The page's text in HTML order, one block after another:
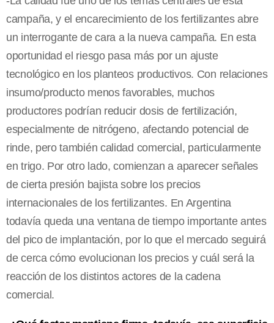
campaña, y el encarecimiento de los fertilizantes abre
un interrogante de cara a la nueva campaña. En esta
oportunidad el riesgo pasa más por un ajuste
tecnológico en los planteos productivos. Con relaciones
insumo/producto menos favorables, muchos
productores podrían reducir dosis de fertilización,
especialmente de nitrógeno, afectando potencial de
rinde, pero también calidad comercial, particularmente
en trigo. Por otro lado, comienzan a aparecer señales
de cierta presión bajista sobre los precios
internacionales de los fertilizantes. En Argentina
todavía queda una ventana de tiempo importante antes
del pico de implantación, por lo que el mercado seguirá
de cerca cómo evolucionan los precios y cuál será la
reacción de los distintos actores de la cadena
comercial.